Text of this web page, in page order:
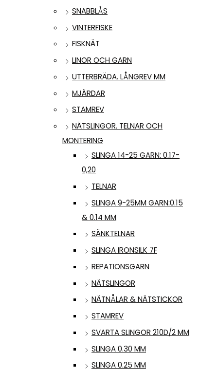
SNABBLÅS
VINTERFISKE
FISKNÄT
LINOR OCH GARN
UTTERBRÄDA. LÅNGREV MM
MJÄRDAR
STAMREV
NÄTSLINGOR. TELNAR OCH
MONTERING
SLINGA 14-25 GARN: 0.17-
0,20
TELNAR
SLINGA 9-25MM GARN:0.15
& 0.14 MM
SÄNKTELNAR
SLINGA IRONSILK 7F
REPATIONSGARN
NÄTSLINGOR
NÄTNÅLAR & NÄTSTICKOR
STAMREV
SVARTA SLINGOR 210D/2 MM
SLINGA 0.30 MM
SLINGA 0.25 MM